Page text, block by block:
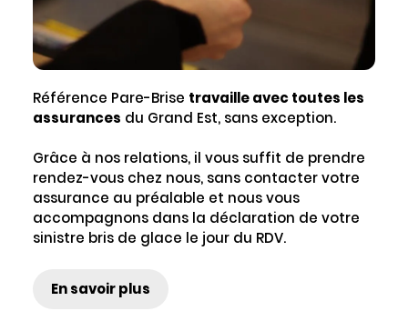
Référence Pare-Brise travaille avec toutes les
assurances du Grand Est, sans exception.
Grâce à nos relations, il vous suffit de prendre
rendez-vous chez nous, sans contacter votre
assurance au préalable et nous vous
accompagnons dans la déclaration de votre
sinistre bris de glace le jour du RDV.
En savoir plus